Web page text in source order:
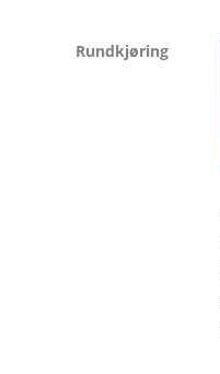
Rundkjøring